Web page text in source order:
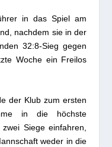
in das Spiel am
nachdem sie in der
32:8-Sieg gegen
Woche ein Freilos
der Klub zum ersten
in die höchste
Siege einfahren,
weder in die